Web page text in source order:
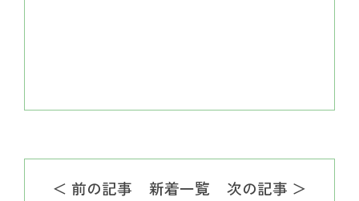
＜ 前の記事 新着一覧 次の記事 ＞